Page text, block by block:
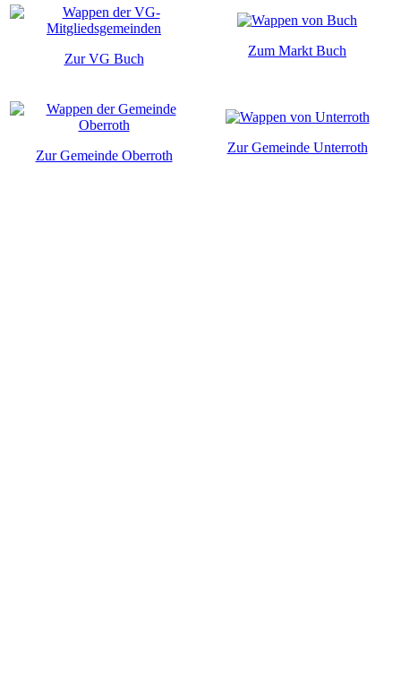
Zur VG Buch
Zum Markt Buch
Zur Gemeinde Oberroth
Zur Gemeinde Unterroth